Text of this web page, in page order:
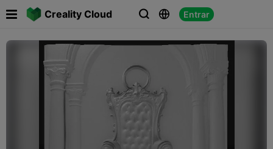
Creality Cloud   Entrar
 